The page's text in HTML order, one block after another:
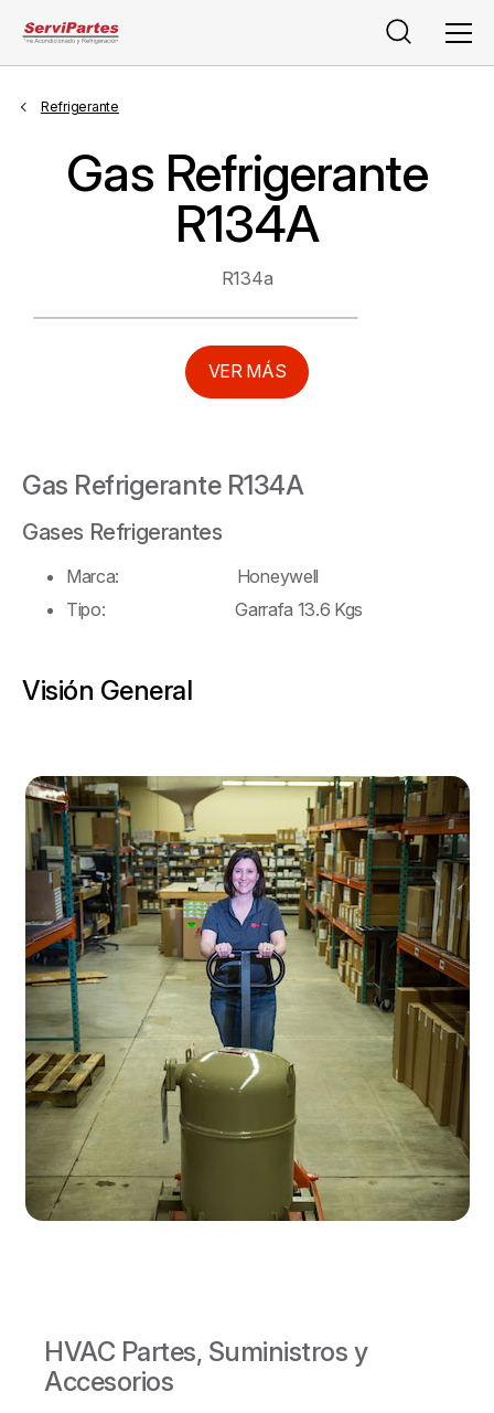
Buscar
Refrigerante
Gas Refrigerante
R134A
R134a
VER MÁS
Gas Refrigerante R134A
Gases Refrigerantes
Marca: Honeywell
Tipo: Garrafa 13.6 Kgs
Visión General
HVAC Partes, Suministros y
Accesorios